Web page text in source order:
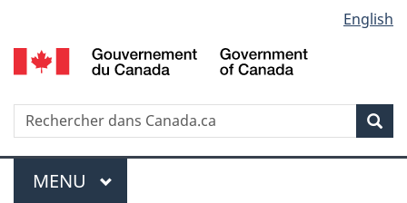
au
contenu
propos
de
la
HTML
simplifiée
selection
English
Recherche
Menu
MENU PRINCIPAL